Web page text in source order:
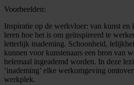
Voorbeelden:
Inspiratie op de werkvloer: van kunst en
leren hoe het is om geïnspireerd te
letterlijk inademing. Schoonheid,
kunnen voor kunstenaars een bron van
helemaal ingeademd worden. In deze
‘inademing’ elke werkomgeving
werkplek.